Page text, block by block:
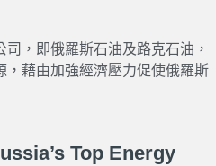
，即俄羅斯石油及路克石油，
，藉由加強經濟壓力促使俄羅斯
Top Energy